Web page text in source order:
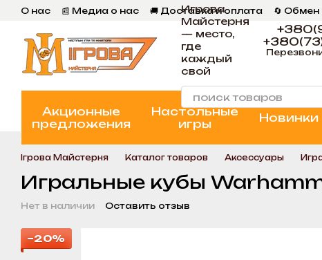
Перейти к основному контенту
О нас 📰 Медиа о нас 🚚 Доставка и оплата 🔄 Обмен
📄 Пользовательское соглашение
💬 Отзывы 📝 Блог
Игрова
Майстерня
— место,
где
каждый
свой
Акционные
предложения
Настольные
игры
Новинки
Ігрова Майстерня Каталог товаров Аксессуары
Игральные кубы
Нет в наличии Оставить отзыв
−20%